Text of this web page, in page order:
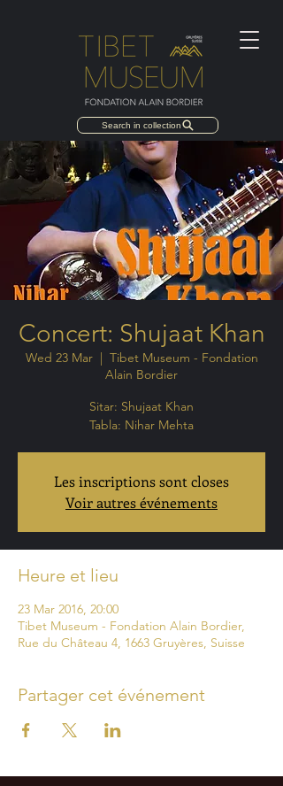
Search in collection
Concert: Shujaat Khan
Wed 23 Mar
  |
Tibet Museum - Fondation
Alain Bordier
Sitar: Shujaat Khan
Tabla: Nihar Mehta
Les inscriptions sont closes
Voir autres événements
Heure et lieu
23 Mar 2016, 20:00
Tibet Museum - Fondation Alain Bordier,
Rue du Château 4, 1663 Gruyères, Suisse
Partager cet événement